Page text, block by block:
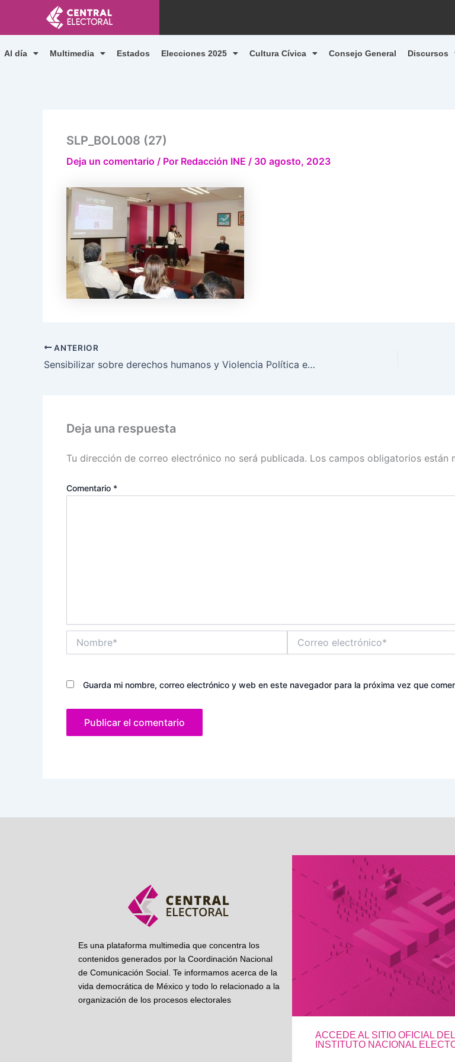
contenido
Al día Multimedia Estados Elecciones 2025 Cultura Cívica Consejo General Discursos
SLP_BOL008 (27)
Deja un comentario / Por Redacción INE / 30 agosto, 2023
ANTERIOR
Sensibilizar sobre derechos humanos y Violencia Política en razón de Género abona a la democracia: INE San Luis Potosí
Deja una respuesta
Tu dirección de correo electrónico no será publicada. Los campos obligatorios están
Comentario *
electrónico*
Guarda mi nombre, correo electrónico y web en este navegador para la próxima vez que
Es una plataforma multimedia que concentra los
contenidos generados por la Coordinación Nacional
de Comunicación Social. Te informamos acerca de la
vida democrática de México y todo lo relacionado a la
organización de los procesos electorales
ACCEDE AL SITIO OFICIAL DEL
INSTITUTO NACIONAL